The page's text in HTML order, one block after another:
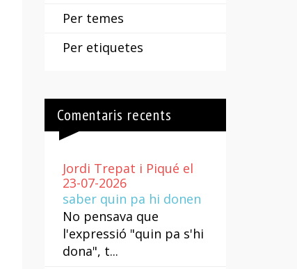
Per temes
Per etiquetes
Comentaris recents
Jordi Trepat i Piqué el
23-07-2026
saber quin pa hi donen
No pensava que
l'expressió "quin pa s'hi
dona", t...